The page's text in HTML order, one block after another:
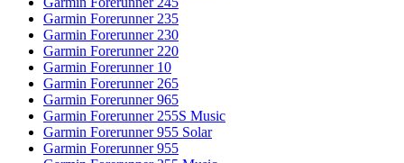
Garmin Forerunner 235
Garmin Forerunner 230
Garmin Forerunner 220
Garmin Forerunner 10
Garmin Forerunner 265
Garmin Forerunner 965
Garmin Forerunner 255S Music
Garmin Forerunner 955 Solar
Garmin Forerunner 955